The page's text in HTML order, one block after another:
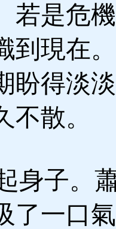
若是危
到現在
盼得淡
散。
身子。
了一口